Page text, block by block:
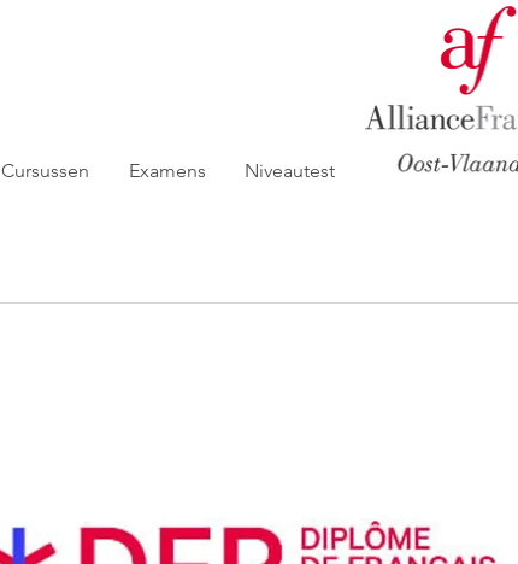
Cursussen Examens Niveautest